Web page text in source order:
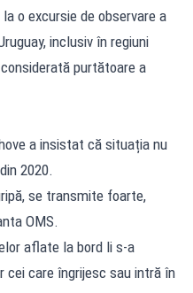
o excursie de observare a
inclusiv în regiuni
purtătoare a
a insistat că situația nu
2020.
se transmite foarte,
OMS.
aflate la bord li s-a
cei care îngrijesc sau intră în